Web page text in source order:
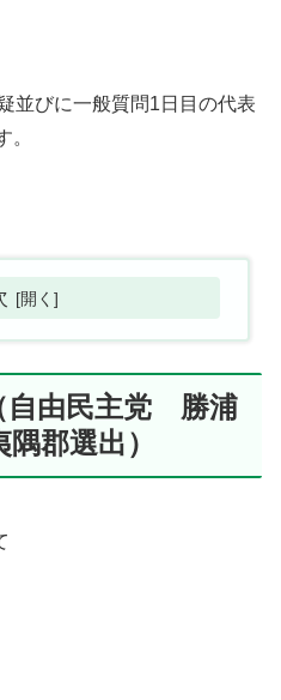
並びに一般質問1日目の代表
。
由民主党 勝浦
郡選出）